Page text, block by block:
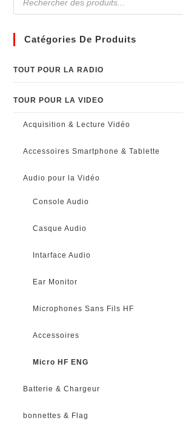
Catégories De Produits
TOUT POUR LA RADIO
TOUR POUR LA VIDEO
Acquisition & Lecture Vidéo
Accessoires Smartphone & Tablette
Audio pour la Vidéo
Console Audio
Casque Audio
Intarface Audio
Ear Monitor
Microphones Sans Fils HF
Accessoires
Micro HF ENG
Batterie & Chargeur
bonnettes & Flag